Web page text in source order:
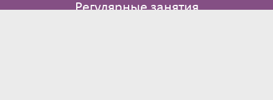
Регулярные занятия